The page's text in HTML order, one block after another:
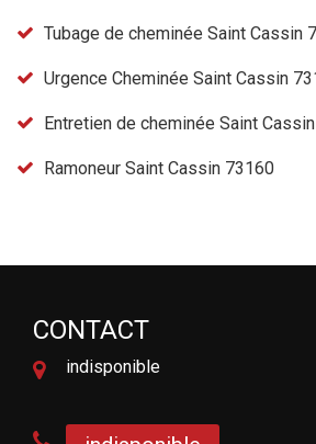
Tubage de cheminée Saint Cassin
Urgence Cheminée Saint Cassin
Entretien de cheminée Saint
Ramoneur Saint Cassin 73160
CONTACT
indisponible